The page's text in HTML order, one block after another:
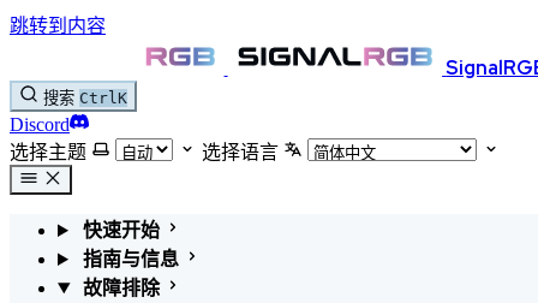
跳转到内容
搜索 CtrlK
Discord
选择主题
选择语言
快速开始
指南与信息
故障排除